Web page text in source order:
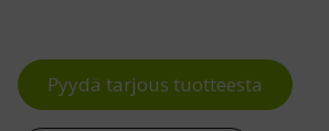
Pyydä tarjous tuotteesta